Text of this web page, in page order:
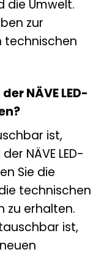
die Umwelt.
zur
technischen
NÄVE LED-
ist,
NÄVE LED-
Sie die
technischen
zu erhalten.
ist,